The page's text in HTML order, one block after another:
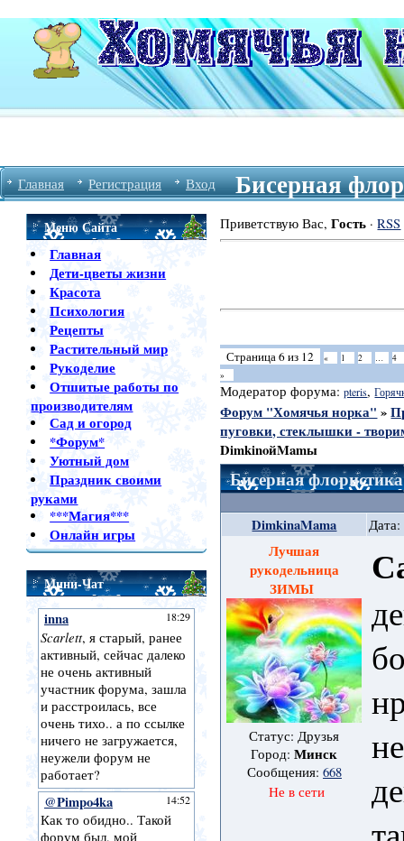
Главная Регистрация Вход Бисерная
Меню Сайта
Главная
Дети-цветы жизни
Красота
Психология
Рецепты
Растительный мир
Рукоделие
Отшитые работы по
производителям
Сад и огород
*Форум*
Уютный дом
Праздник своими
руками
***Магия***
Онлайн игры
Мини-Чат
Приветствую Вас,Гость ·RSS
Страница6из 12 « 1 2 …
4
»
Модератор форума:pteris,
Форум "Хомячья норка" »
пуговки, стеклышки -
DimkinoйMamы
Бисерная
DimkinaMama Дата:
Лучшая
рукодельница
ЗИМЫ
Статус: Друзья
Город:Минск
Сообщения: 668
Не в сети